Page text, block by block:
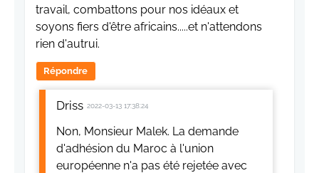
travail, combattons pour nos idéaux et
soyons fiers d'être africains.....et n'attendons
rien d'autrui.
Répondre
Driss 2022-03-13 17:38:24
Non, Monsieur Malek. La demande
d'adhésion du Maroc à l'union
européenne n'a pas été rejetée avec